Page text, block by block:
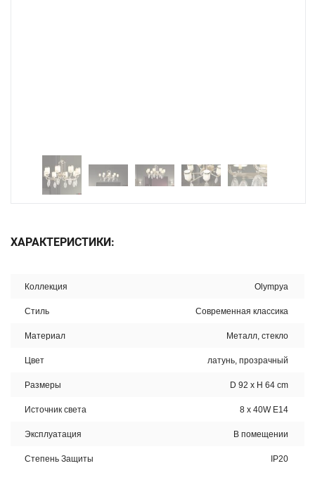
ХАРАКТЕРИСТИКИ:
Коллекция Olympya
Стиль Современная классика
Материал Металл, стекло
Цвет латунь, прозрачный
Размеры D 92 x H 64 cm
Источник света 8 x 40W E14
Эксплуатация В помещении
Степень Защиты IP20